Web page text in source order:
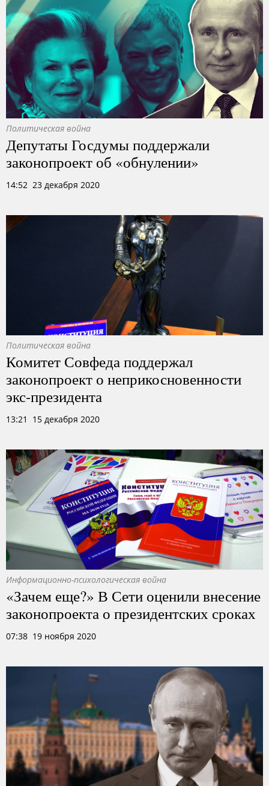
Политическая война
Депутаты Госдумы поддержали
законопроект об «обнулении»
14:52 23 декабря 2020
Политическая война
Комитет Совфеда поддержал
законопроект о неприкосновенности
экс-президента
13:21 15 декабря 2020
Информационно-психологическая война
«Зачем еще?» В Сети оценили внесение
законопроекта о президентских сроках
07:38 19 ноября 2020